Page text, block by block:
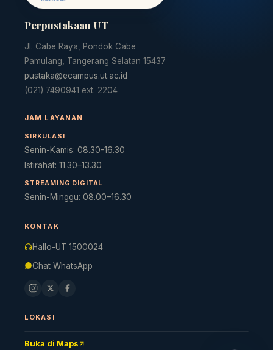
Perpustakaan UT
Jl. Cabe Raya, Pondok Cabe
Pamulang, Tangerang Selatan 15437
pustaka@ecampus.ut.ac.id
(021) 7490941 ext. 2204
JAM LAYANAN
SIRKULASI
Senin-Kamis: 08.30-16.30
Istirahat: 11.30–13.30
STREAMING DIGITAL
Senin-Minggu: 08.00–16.30
KONTAK
Hallo-UT 1500024
Chat WhatsApp
LOKASI
Buka di Maps
Cara akses e-resources